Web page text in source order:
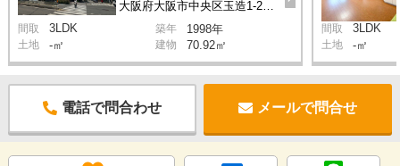
大阪府大阪市中央区玉造1-21-1
間取 3LDK 築年 1998年
土地 -㎡ 建物 70.92㎡
間取 3LDK
土地 -㎡
電話で問合わせ メールで問合せ